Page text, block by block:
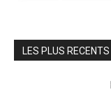
LES PLUS RECENTS